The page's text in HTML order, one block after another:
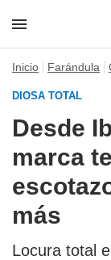
Inicio Farándula
DIOSA TOTAL
Desde
marca
más
Locura total